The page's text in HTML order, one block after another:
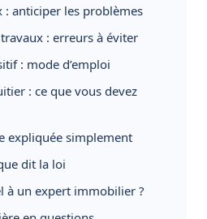
: anticiper les problèmes
: erreurs à éviter
: mode d’emploi
: ce que vous devez
expliquée simplement
dit la loi
à un expert immobilier ?